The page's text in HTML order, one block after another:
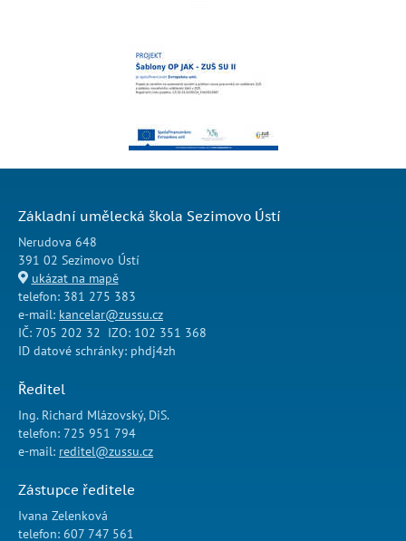
Základní umělecká škola Sezimovo Ústí
Nerudova 648
391 02 Sezimovo Ústí
ukázat na mapě
telefon: 381 275 383
e-mail: kancelar@zussu.cz
IČ: 705 202 32 IZO: 102 351 368
ID datové schránky: phdj4zh
Ředitel
Ing. Richard Mlázovský, DiS.
telefon: 725 951 794
e-mail: reditel@zussu.cz
Zástupce ředitele
Ivana Zelenková
telefon: 607 747 561